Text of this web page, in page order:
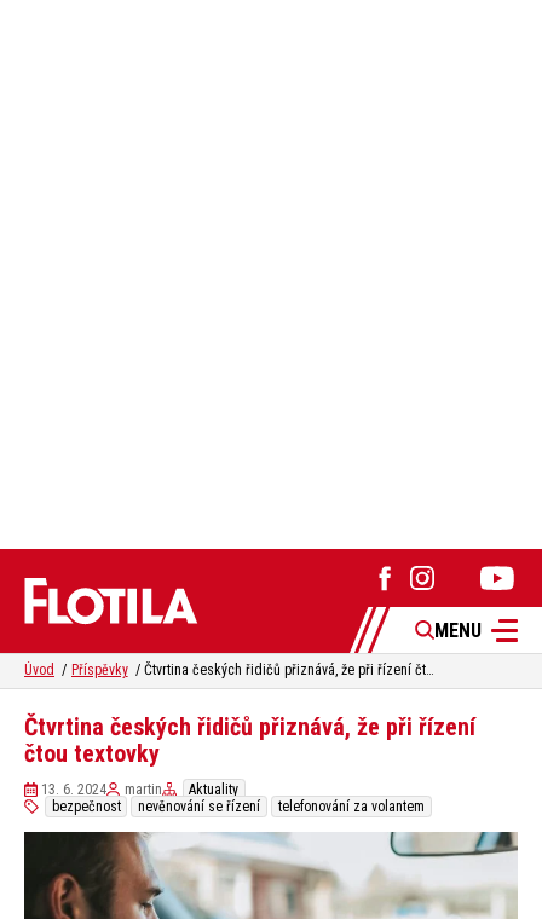
MENU
Úvod Příspěvky Čtvrtina českých řidičů přiznává, že při řízení čtou textovky
Čtvrtina českých řidičů přiznává, že při řízení
čtou textovky
13. 6. 2024 martin
Aktuality
bezpečnost
nevěnování se řízení telefonování za volantem